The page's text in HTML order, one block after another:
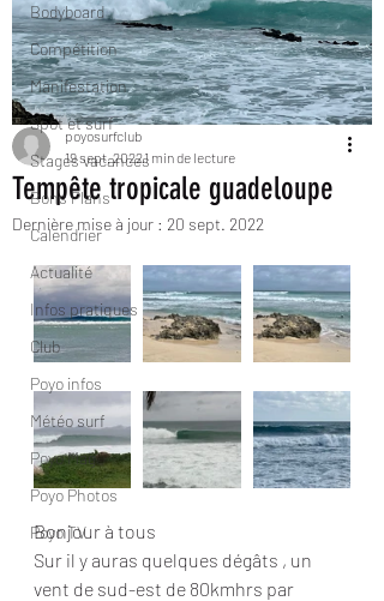
Bodyboard
Compétition
Manifestation
Spot et surf
Stages vacances
Bons Plans
Calendrier
Actualité
Infos pratiques
Club
Poyo infos
Météo surf
Poyo Mag
Poyo Photos
Poyo TV
Tempête tropicale guadeloupe
poyosurfclub
19 sept. 20221 min de lecture
Dernière mise à jour : 20 sept. 2022
Bonjour à tous
Sur il y auras quelques dégâts , un
vent de sud-est de 80kmhrs par